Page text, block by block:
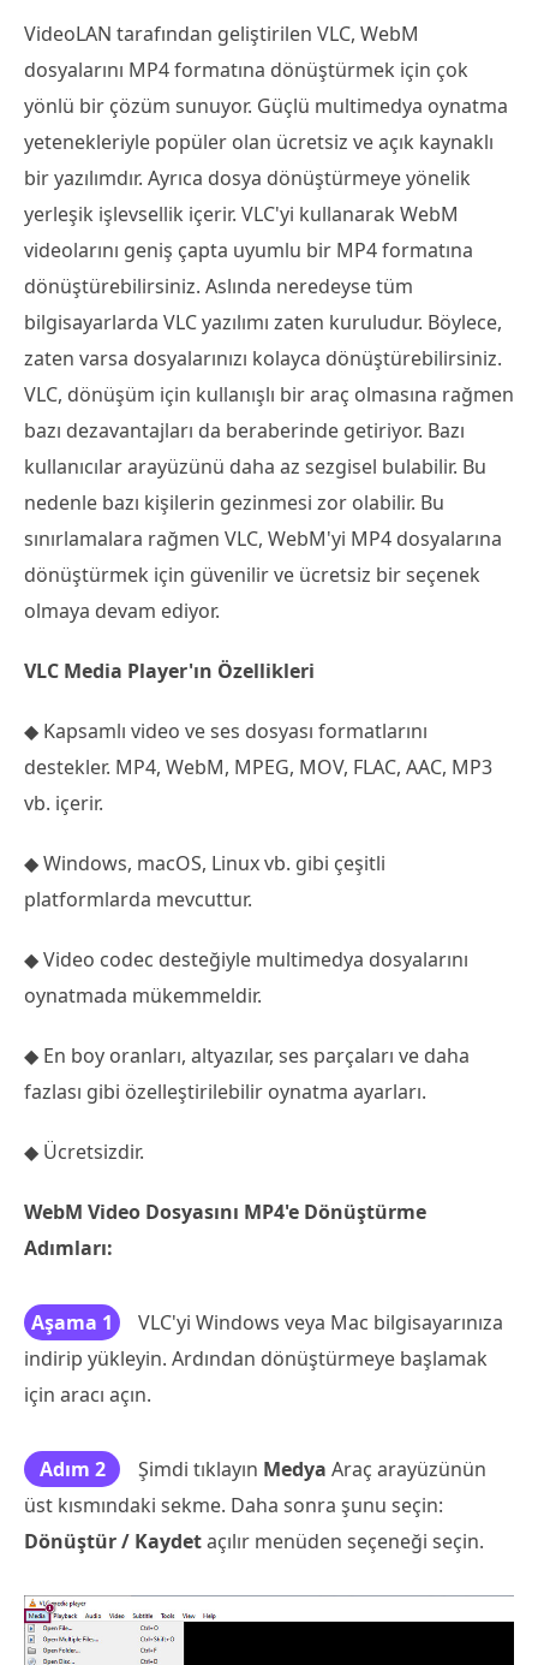
VideoLAN tarafından geliştirilen VLC, WebM
dosyalarını MP4 formatına dönüştürmek için çok
yönlü bir çözüm sunuyor. Güçlü multimedya oynatma
yetenekleriyle popüler olan ücretsiz ve açık kaynaklı
bir yazılımdır. Ayrıca dosya dönüştürmeye yönelik
yerleşik işlevsellik içerir. VLC'yi kullanarak WebM
videolarını geniş çapta uyumlu bir MP4 formatına
dönüştürebilirsiniz. Aslında neredeyse tüm
bilgisayarlarda VLC yazılımı zaten kuruludur. Böylece,
zaten varsa dosyalarınızı kolayca dönüştürebilirsiniz.
VLC, dönüşüm için kullanışlı bir araç olmasına rağmen
bazı dezavantajları da beraberinde getiriyor. Bazı
kullanıcılar arayüzünü daha az sezgisel bulabilir. Bu
nedenle bazı kişilerin gezinmesi zor olabilir. Bu
sınırlamalara rağmen VLC, WebM'yi MP4 dosyalarına
dönüştürmek için güvenilir ve ücretsiz bir seçenek
olmaya devam ediyor.
VLC Media Player'ın Özellikleri
◆ Kapsamlı video ve ses dosyası formatlarını
destekler. MP4, WebM, MPEG, MOV, FLAC, AAC, MP3
vb. içerir.
◆ Windows, macOS, Linux vb. gibi çeşitli
platformlarda mevcuttur.
◆ Video codec desteğiyle multimedya dosyalarını
oynatmada mükemmeldir.
◆ En boy oranları, altyazılar, ses parçaları ve daha
fazlası gibi özelleştirilebilir oynatma ayarları.
◆ Ücretsizdir.
WebM Video Dosyasını MP4'e Dönüştürme
Adımları:
Aşama 1
VLC'yi Windows veya Mac bilgisayarınıza
indirip yükleyin. Ardından dönüştürmeye başlamak
için aracı açın.
Adım 2 Şimdi tıklayın Medya Araç arayüzünün
üst kısmındaki sekme. Daha sonra şunu seçin:
Dönüştür / Kaydetaçılır menüden seçeneği seçin.